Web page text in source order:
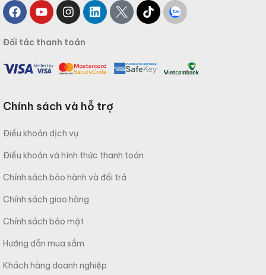
Đối tác thanh toán
Chính sách và hỗ trợ
Điều khoản dịch vụ
Điều khoản và hình thức thanh toán
Chính sách bảo hành và đổi trả
Chính sách giao hàng
Chính sách bảo mật
Hướng dẫn mua sắm
Khách hàng doanh nghiệp